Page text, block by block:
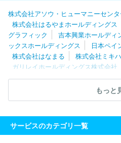
博報堂プロダクツ
ソーバル株式会
株式会社アソウ・ヒューマニーセン
株式会社はるやまホールディングス
グラフィック
吉本興業ホールディ
ックスホールディングス
日本ペイ
株式会社はなまる
株式会社ミキ
ガリレイホールディングス株式会社
式会社システムサポートホールディ
ダイドーグル
ウェル
株式会社ホンダテクノフォ
ス株式会社
ＲＸ Ｊａｐａｎ合同会
もっと
サービスのカテゴリ一覧